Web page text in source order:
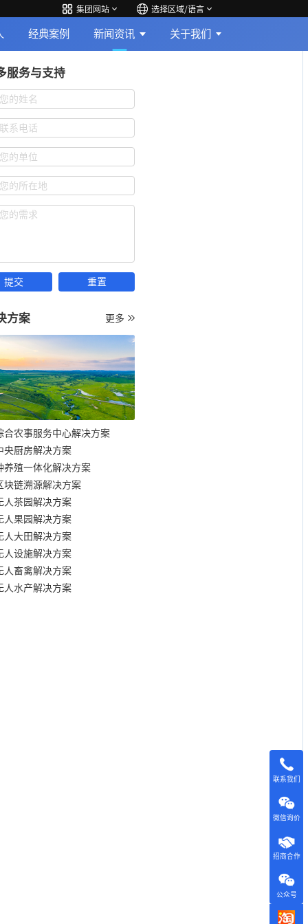
集团网站 选择区域/语言
经典案例 新闻资讯 关于我们
服务与支持
的姓名
系电话
的单位
的所在地
的需求
方案 更多
合农事服务中心解决方案
央厨房解决方案
养殖一体化解决方案
块链溯源解决方案
人茶园解决方案
人果园解决方案
人大田解决方案
人设施解决方案
人畜禽解决方案
人水产解决方案
联系我们
微信询价
招商合作
公众号